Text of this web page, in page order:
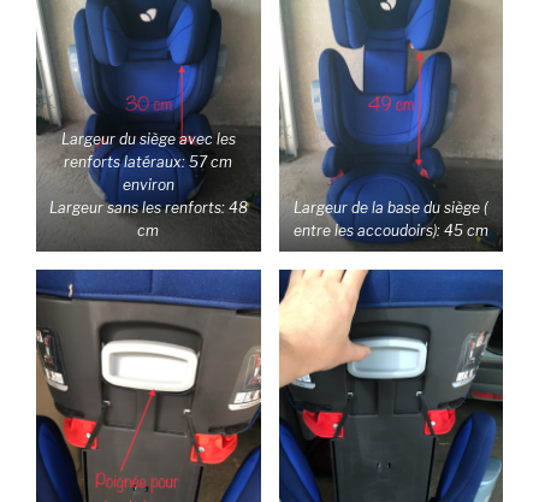
Largeur du siège avec les
renforts latéraux: 57 cm
environ
Largeur sans les renforts: 48
cm
Largeur de la base du siège (
entre les accoudoirs): 45 cm